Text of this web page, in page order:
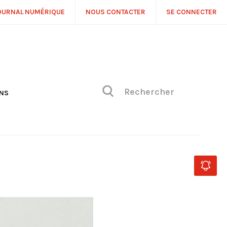
NUMÉRIQUE NOUS CONTACTER SE CONNECTER